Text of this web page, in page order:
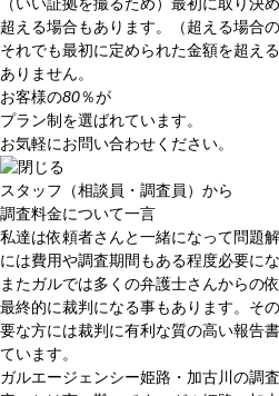
（いい証拠を撮るため）最初に取り決
超える場合もあります。（超える場合
それでも最初に定められた金額を超え
ありません。
お客様の80％が
プラン制を選ばれています。
お気軽にお問い合わせください。
スタッフ（相談員・調査員）から
調査料金について一言
私達は依頼者さんと一緒になって問題
には費用や調査期間もある程度必要に
またガルでは多くの弁護士さんからの
最終的に裁判になる事もあります。そ
要な方には裁判に有利な質の高い報告
ています。
ガルエージェンシー姫路・加古川の調